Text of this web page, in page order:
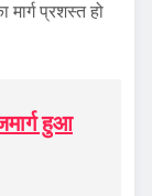
प्रशस्त हो
हुआ